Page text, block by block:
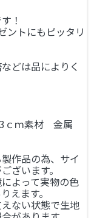
！
ントにもピッタリ
どは品によりく
ｃｍ素材 金属
作品の為、サイ
ざいます。
よって実物の色
えます。
ない状態で生地